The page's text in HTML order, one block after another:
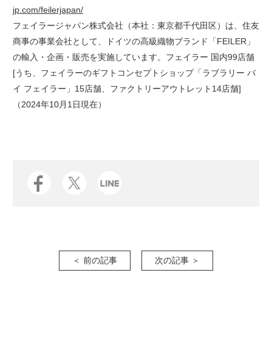
jp.com/feilerjapan/
フェイラージャパン株式会社（本社：東京都千代田区）は、住友
商事の事業会社として、ドイツの高級織物ブランド「FEILER」
の輸入・企画・販売を実施しています。フェイラー 国内99店舗
[うち、フェイラーのギフトコンセプトショップ「ラブラリー バ
イ フェイラー」15店舗、ファクトリーアウトレット14店舗]
（2024年10月1日現在）
＜ 前の記事 次の記事 ＞